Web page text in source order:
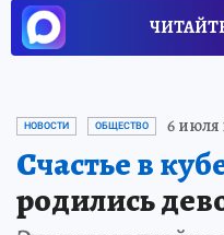
НОВОСТИ ОБЩЕСТВО 6 июля
Счастье в
родились